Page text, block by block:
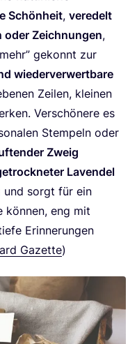
Schön­heit, ver­edelt
Zeich­nun­gen,
gekonnt zur
wie­der­ver­wert­ba­re
Zei­len, klei­nen
Ver­schö­ne­re es
Stem­peln oder
Zweig
Laven­del
und sorgt für ein
kön­nen, eng mit
Erin­ne­run­gen
Gazet­te)